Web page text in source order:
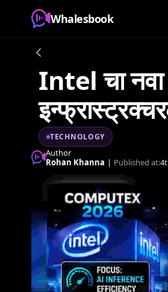
Whalesbook
Intel चा
TECHNOLOGY
Author
Rohan Khanna | Published at: